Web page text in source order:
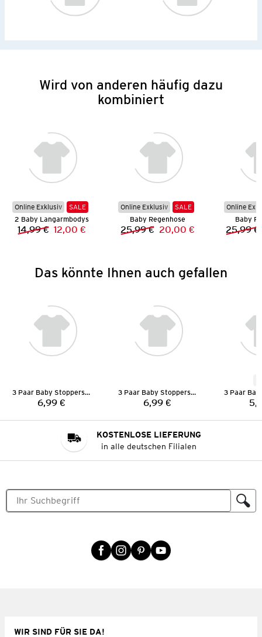
Wird von anderen häufig dazu
kombiniert
Online Exklusiv
SALE
2 Baby Langarmbodys
Vorheriger Preis:
14,99 € Neuer Preis:
12,00 €
Online Exklusiv
SALE
Baby Regenhose
Vorheriger Preis:
25,99 € Neuer Preis:
20,00 €
Online
Baby
25,99 €
Das könnte Ihnen auch gefallen
3 Paar Baby Stoppersocken
Preis:
6,99 €
3 Paar Baby Stoppersocken
Preis:
6,99 €
KOSTENLOSE LIEFERUNG
in alle deutschen Filialen
WIR SIND FÜR SIE DA!